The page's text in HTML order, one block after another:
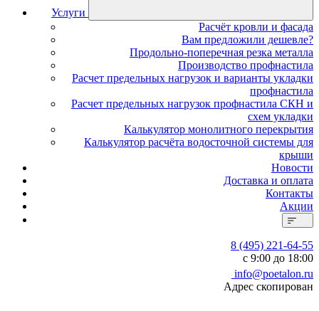
Услуги
Расчёт кровли и фасада
Вам предложили дешевле?
Продольно-поперечная резка металла
Производство профнастила
Расчет предельных нагрузок и варианты укладки
профнастила
Расчет предельных нагрузок профнастила СКН и
схем укладки
Калькулятор монолитного перекрытия
Калькулятор расчёта водосточной системы для
крыши
Новости
Доставка и оплата
Контакты
Акции
8 (495) 221-64-55
с 9:00 до 18:00
info@poetalon.ru
Адрес скопирован